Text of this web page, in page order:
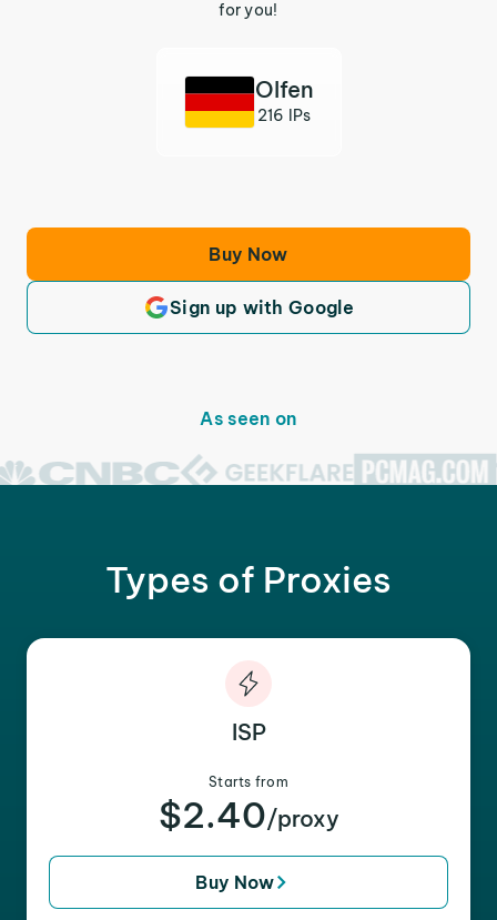
for you!
Olfen
216 IPs
Buy Now
Sign up with Google
As seen on
Types of Proxies
ISP
Starts from
$2.40/proxy
Buy Now